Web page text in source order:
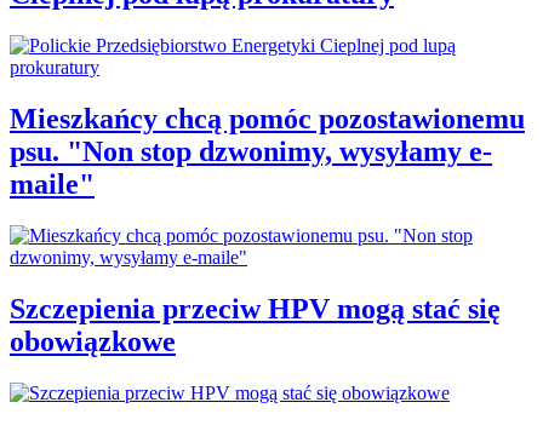
Mieszkańcy chcą pomóc pozostawionemu
psu. "Non stop dzwonimy, wysyłamy e-
maile"
Szczepienia przeciw HPV mogą stać się
obowiązkowe